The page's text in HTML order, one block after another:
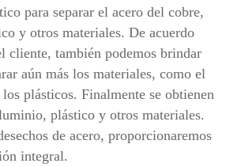
para separar el acero del cobre,
y otros materiales. De acuerdo
cliente, también podemos brindar
aún más los materiales, como el
plásticos. Finalmente se obtienen
plástico y otros materiales.
de acero, proporcionaremos
integral.